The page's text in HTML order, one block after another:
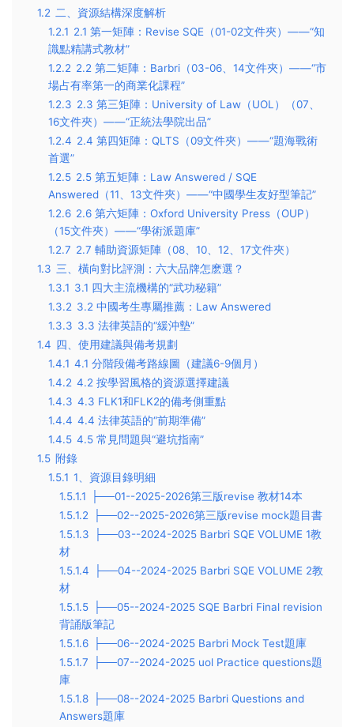
1.2 二、資源結構深度解析
1.2.1 2.1 第一矩陣：Revise SQE（01-02文件夾）——“知
識點精講式教材”
1.2.2 2.2 第二矩陣：Barbri（03-06、14文件夾）——“市
場占有率第一的商業化課程”
1.2.3 2.3 第三矩陣：University of Law（UOL）（07、
16文件夾）——“正統法學院出品”
1.2.4 2.4 第四矩陣：QLTS（09文件夾）——“題海戰術
首選”
1.2.5 2.5 第五矩陣：Law Answered / SQE
Answered（11、13文件夾）——“中國學生友好型筆記”
1.2.6 2.6 第六矩陣：Oxford University Press（OUP）
（15文件夾）——“學術派題庫”
1.2.7 2.7 輔助資源矩陣（08、10、12、17文件夾）
1.3 三、橫向對比評測：六大品牌怎麽選？
1.3.1 3.1 四大主流機構的“武功秘籍”
1.3.2 3.2 中國考生專屬推薦：Law Answered
1.3.3 3.3 法律英語的“緩沖墊”
1.4 四、使用建議與備考規劃
1.4.1 4.1 分階段備考路線圖（建議6-9個月）
1.4.2 4.2 按學習風格的資源選擇建議
1.4.3 4.3 FLK1和FLK2的備考側重點
1.4.4 4.4 法律英語的“前期準備”
1.4.5 4.5 常見問題與“避坑指南”
1.5 附錄
1.5.1 1、資源目錄明細
1.5.1.1
├──01--2025-2026第三版revise 教材14本
1.5.1.2
├──02--2025-2026第三版revise mock題目書
1.5.1.3
├──03--2024-2025 Barbri SQE VOLUME 1教
材
1.5.1.4
├──04--2024-2025 Barbri SQE VOLUME 2教
材
1.5.1.5
├──05--2024-2025 SQE Barbri Final revision
背誦版筆記
1.5.1.6
├──06--2024-2025 Barbri Mock Test題庫
1.5.1.7
├──07--2024-2025 uol Practice questions題
庫
1.5.1.8
├──08--2024-2025 Barbri Questions and
Answers題庫